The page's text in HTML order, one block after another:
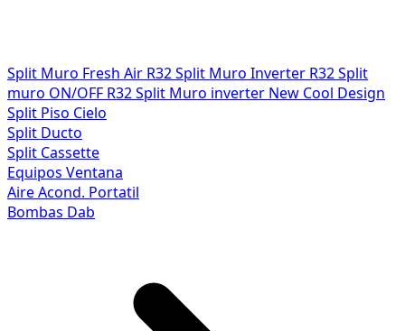
Split Muro Fresh Air R32Split Muro Inverter R32Split
muro ON/OFF R32Split Muro inverter New Cool Design
Split Piso Cielo
Split Ducto
Split Cassette
Equipos Ventana
Aire Acond. Portatil
Bombas Dab